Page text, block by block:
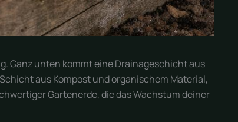
Ganz unten kommt eine Drainageschicht aus
aus Kompost und organischem Material,
Gartenerde, die das Wachstum deiner